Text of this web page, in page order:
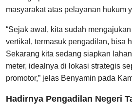
masyarakat atas pelayanan hukum
“Sejak awal, kita sudah
vertikal, termasuk pengadilan, bisa
Sekarang kita sedang siapkan
meter, idealnya di lokasi strategis
promotor,” jelas Benyamin pada
Hadirnya Pengadilan Negeri